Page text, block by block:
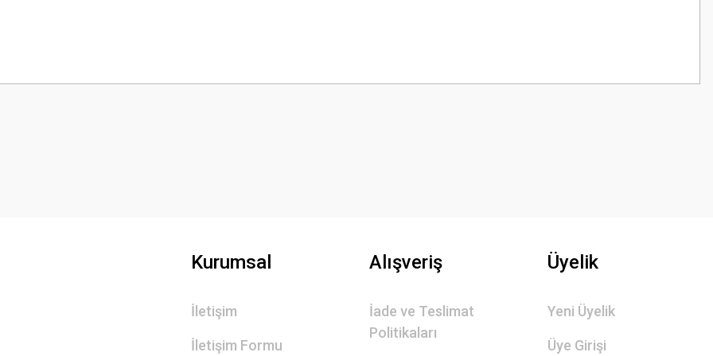
Gönder
Kurumsal
İletişim
İletişim Formu
Alışveriş
İade ve Teslimat
Politikaları
Üyelik
Yeni Üyelik
Üye Girişi